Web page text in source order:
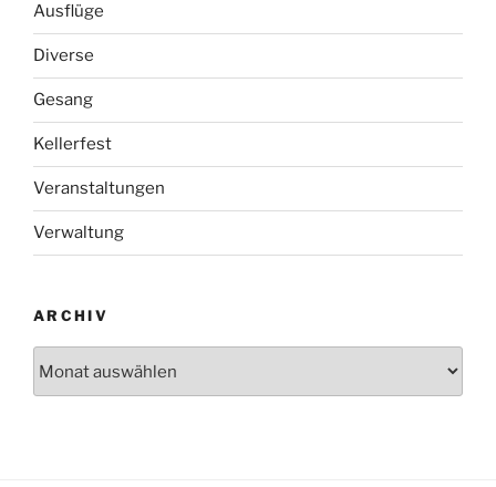
Ausflüge
Diverse
Gesang
Kellerfest
Veranstaltungen
Verwaltung
ARCHIV